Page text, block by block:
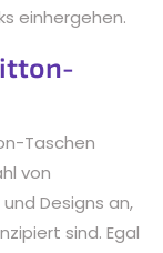
einhergehen.
Taschen
von
Designs an,
sind. Egal